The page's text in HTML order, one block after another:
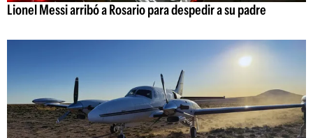
Lionel Messi arribó a Rosario para despedir a su padre